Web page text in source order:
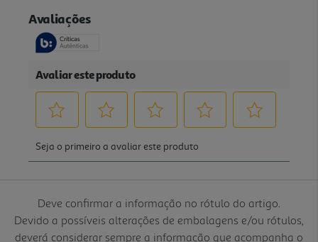
Deve confirmar a informação no rótulo do artigo.
Devido a possíveis alterações de embalagens e/ou rótulos,
deverá considerar sempre a informação que acompanha o